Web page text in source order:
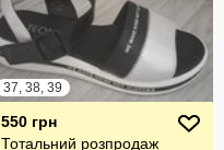
37, 38, 39
550 грн
Тотальний розпродаж